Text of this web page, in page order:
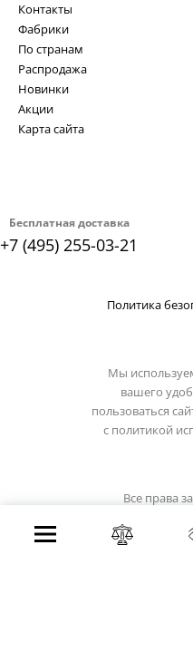
Бесплатная доставка
+7 (495) 255-03-21
Контакты
Фабрики
По странам
Распродажа
Новинки
Акции
Карта сайта
Политика
Мы
вашего
пользоваться
с политикой
Все права